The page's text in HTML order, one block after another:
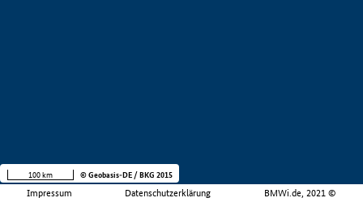
Impressum Datenschutzerklärung BMWi.de, 2021 ©
100 km © Geobasis-DE / BKG 2015